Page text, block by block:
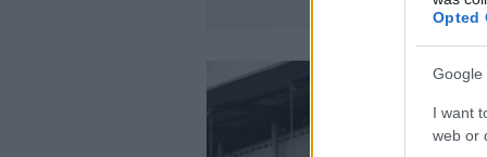
Opted
Google
I want
web or
XPENG -ΤΑ